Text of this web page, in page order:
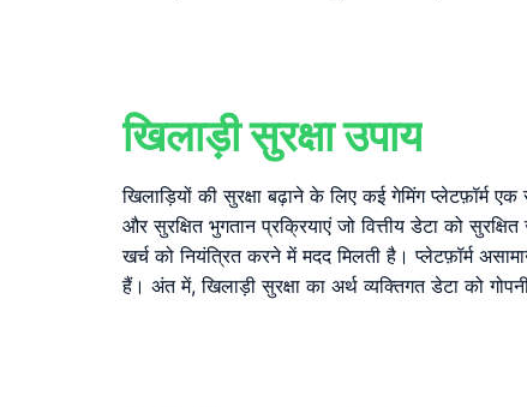
खिलाड़ी सुरक्षा उपाय
खिलाड़ियों की सुरक्षा बढ़ाने के लिए कई गेमिंग प्लेटफ़ॉर्म
और सुरक्षित भुगतान प्रक्रियाएं जो वित्तीय डेटा को
खर्च को नियंत्रित करने में मदद मिलती है। प्लेटफ़ॉर्म
हैं। अंत में, खिलाड़ी सुरक्षा का अर्थ व्यक्तिगत डेटा को